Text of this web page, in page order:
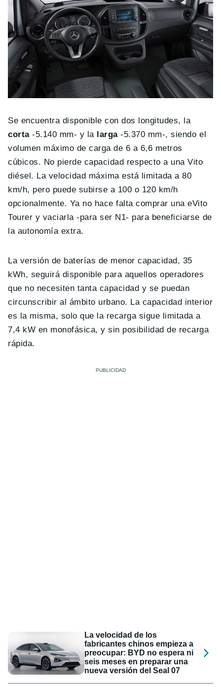
Se encuentra disponible con dos longitudes, la
corta-5.140 mm- y la larga-5.370 mm-, siendo el
volumen máximo de carga de 6 a 6,6 metros
cúbicos. No pierde capacidad respecto a una Vito
diésel. La velocidad máxima está limitada a 80
km/h, pero puede subirse a 100 o 120 km/h
opcionalmente. Ya no hace falta comprar una eVito
Tourer y vaciarla -para ser N1- para beneficiarse de
la autonomía extra.
La versión de baterías de menor capacidad, 35
kWh, seguirá disponible para aquellos operadores
que no necesiten tanta capacidad y se puedan
circunscribir al ámbito urbano. La capacidad interior
es la misma, solo que la recarga sigue limitada a
7,4 kW en monofásica, y sin posibilidad de recarga
rápida.
La velocidad de los
fabricantes chinos empieza a
preocupar: BYD no espera ni
seis meses en preparar una
nueva versión del Seal 07